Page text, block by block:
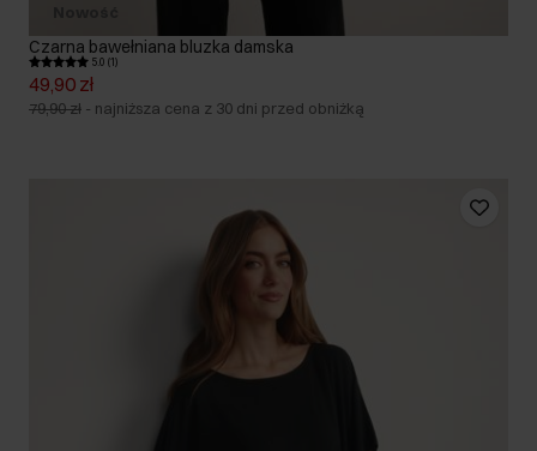
Czarna bawełniana bluzka damska
5.0 (1)
49,90 zł
79,90 zł - najniższa cena z 30 dni przed obniżką